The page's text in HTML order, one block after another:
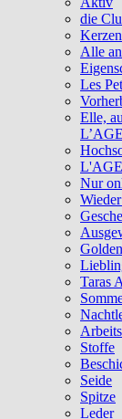
die
Kerzen
Alle
Les
Elle,
Nur
Taras
Stoffe
Seide
Spitze
Leder